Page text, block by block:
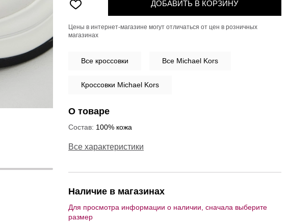
ДОБАВИТЬ В КОРЗИНУ
Цены в интернет-магазине могут отличаться от цен в розничных
магазинах
Все кроссовки Все Michael Kors
Кроссовки Michael Kors
О товаре
Состав: 100% кожа
Все характеристики
Наличие в магазинах
Для просмотра информации о наличии, сначала выберите
размер